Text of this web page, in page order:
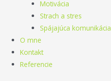
Motivácia
Strach a stres
Spájajúca komunikácia
O mne
Kontakt
Referencie